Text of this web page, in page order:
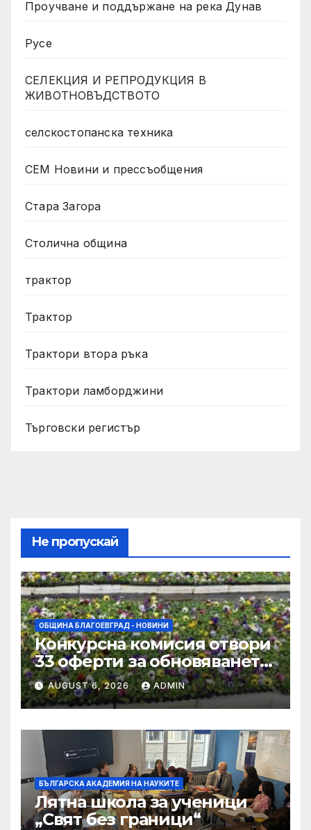
Проучване и поддържане на река Дунав
Русе
СЕЛЕКЦИЯ И РЕПРОДУКЦИЯ В
ЖИВОТНОВЪДСТВОТО
селскостопанска техника
СЕМ Новини и прессъобщения
Стара Загора
Столична община
трактор
Трактор
Трактори втора ръка
Трактори ламборджини
Търговски регистър
Не пропускай
ОБЩИНА БЛАГОЕВГРАД - НОВИНИ
Конкурсна комисия отвори
33 оферти за обновяването
на дворовете на 11 училища
в Благоевград
AUGUST 6, 2026 ADMIN
БЪЛГАРСКА АКАДЕМИЯ НА НАУКИТЕ
Лятна школа за ученици
„Свят без граници“